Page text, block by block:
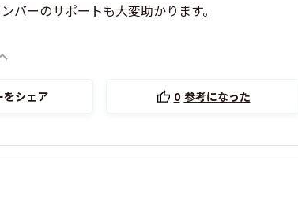
バーのサポートも大変助かります。
をシェア 0 参考になった